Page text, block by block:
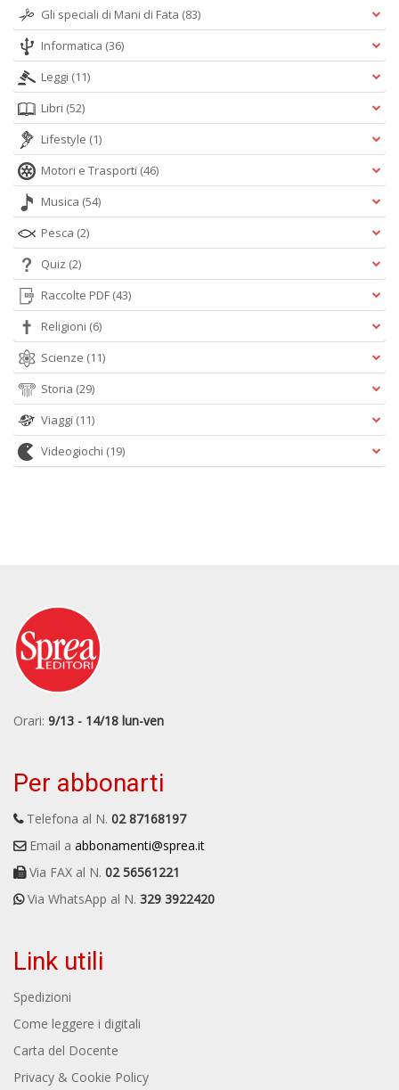
Gli speciali di Mani di Fata (83)
Informatica (36)
Leggi (11)
Libri (52)
Lifestyle (1)
Motori e Trasporti (46)
Musica (54)
Pesca (2)
Quiz (2)
Raccolte PDF (43)
Religioni (6)
Scienze (11)
Storia (29)
Viaggi (11)
Videogiochi (19)
Orari: 9/13 - 14/18 lun-ven
Per abbonarti
Telefona al N. 02 87168197
Email a abbonamenti@sprea.it
Via FAX al N. 02 56561221
Via WhatsApp al N. 329 3922420
Link utili
Spedizioni
Come leggere i digitali
Carta del Docente
Privacy & Cookie Policy